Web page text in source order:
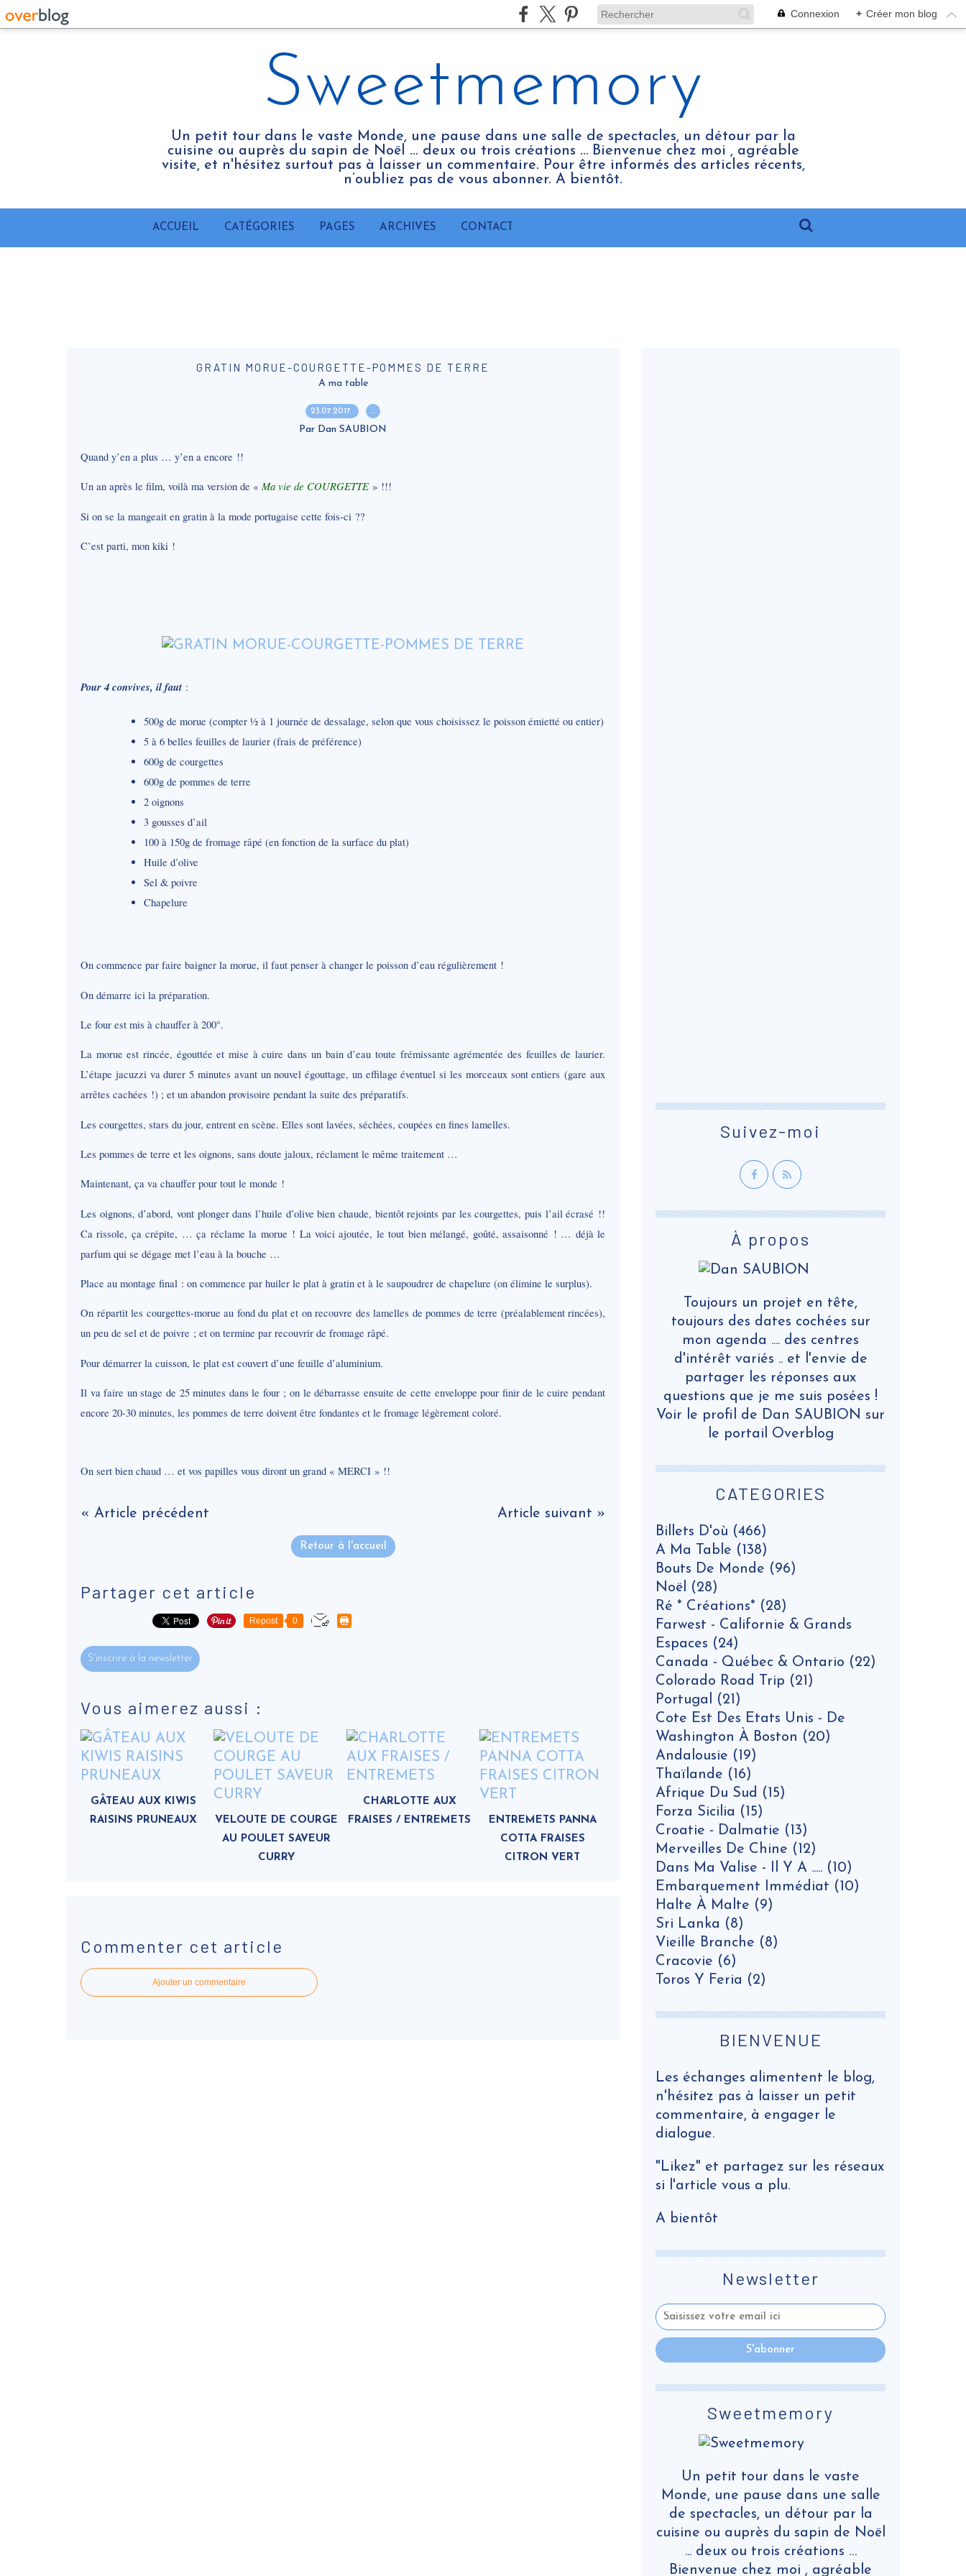
Connexion + Créer mon blog
Sweetmemory
Un petit tour dans le vaste Monde, une pause dans une salle de spectacles, un détour par la
cuisine ou auprès du sapin de Noël ... deux ou trois créations … Bienvenue chez moi , agréable
visite, et n'hésitez surtout pas à laisser un commentaire. Pour être informés des articles récents,
n’oubliez pas de vous abonner. A bientôt.
ACCUEIL CATÉGORIES PAGES ARCHIVES CONTACT
GRATIN MORUE-COURGETTE-POMMES DE TERRE
A ma table
23.07.2017 …
Par Dan SAUBION
Quand y’en a plus … y’en a encore !!
Un an après le film, voilà ma version de « Ma vie de COURGETTE » !!!
Si on se la mangeait en gratin à la mode portugaise cette fois-ci ??
C’est parti, mon kiki !
Pour 4 convives, il faut :
500g de morue (compter ½ à 1 journée de dessalage, selon que vous choisissez le poisson émietté ou entier)
5 à 6 belles feuilles de laurier (frais de préférence)
600g de courgettes
600g de pommes de terre
2 oignons
3 gousses d’ail
100 à 150g de fromage râpé (en fonction de la surface du plat)
Huile d’olive
Sel & poivre
Chapelure
On commence par faire baigner la morue, il faut penser à changer le poisson d’eau régulièrement !
On démarre ici la préparation.
Le four est mis à chauffer à 200°.
La morue est rincée, égouttée et mise à cuire dans un bain d’eau toute frémissante agrémentée des feuilles de laurier.
L’étape jacuzzi va durer 5 minutes avant un nouvel égouttage, un effilage éventuel si les morceaux sont entiers (gare aux
arrêtes cachées !) ; et un abandon provisoire pendant la suite des préparatifs.
Les courgettes, stars du jour, entrent en scène. Elles sont lavées, séchées, coupées en fines lamelles.
Les pommes de terre et les oignons, sans doute jaloux, réclament le même traitement …
Maintenant, ça va chauffer pour tout le monde !
Les oignons, d’abord, vont plonger dans l’huile d’olive bien chaude, bientôt rejoints par les courgettes, puis l’ail écrasé !!
Ca rissole, ça crépite, … ça réclame la morue ! La voici ajoutée, le tout bien mélangé, goûté, assaisonné ! … déjà le
parfum qui se dégage met l’eau à la bouche …
Place au montage final : on commence par huiler le plat à gratin et à le saupoudrer de chapelure (on élimine le surplus).
On répartit les courgettes-morue au fond du plat et on recouvre des lamelles de pommes de terre (préalablement rincées),
un peu de sel et de poivre ; et on termine par recouvrir de fromage râpé.
Pour démarrer la cuisson, le plat est couvert d’une feuille d’aluminium.
Il va faire un stage de 25 minutes dans le four ; on le débarrasse ensuite de cette enveloppe pour finir de le cuire pendant
encore 20-30 minutes, les pommes de terre doivent être fondantes et le fromage légèrement coloré.
On sert bien chaud … et vos papilles vous diront un grand « MERCI » !!
« Article précédent Article suivant »
Retour à l'accueil
Partager cet article
Repost 0
S'inscrire à la newsletter
Vous aimerez aussi :
GÂTEAU AUX KIWIS
RAISINS PRUNEAUX
VELOUTE DE COURGE
AU POULET SAVEUR
CURRY
CHARLOTTE AUX
FRAISES / ENTREMETS
ENTREMETS PANNA
COTTA FRAISES
CITRON VERT
Commenter cet article
Ajouter un commentaire
Newsletter
CATEGORIES
Billets D'où (466)
A Ma Table (138)
Bouts De Monde (96)
Noël (28)
Ré * Créations* (28)
Farwest - Californie & Grands
Espaces (24)
Canada - Québec & Ontario (22)
Colorado Road Trip (21)
Portugal (21)
Cote Est Des Etats Unis - De
Washington À Boston (20)
Andalousie (19)
Thaïlande (16)
Afrique Du Sud (15)
Forza Sicilia (15)
Croatie - Dalmatie (13)
Merveilles De Chine (12)
Dans Ma Valise - Il Y A ..... (10)
Embarquement Immédiat (10)
Halte À Malte (9)
Sri Lanka (8)
Vieille Branche (8)
Cracovie (6)
Toros Y Feria (2)
Sweetmemory
Un petit tour dans le vaste
Monde, une pause dans une salle
de spectacles, un détour par la
cuisine ou auprès du sapin de Noël
... deux ou trois créations …
Bienvenue chez moi , agréable
Suivez-moi
À propos
Toujours un projet en tête,
toujours des dates cochées sur
mon agenda .... des centres
d'intérêt variés .. et l'envie de
partager les réponses aux
questions que je me suis posées !
Voir le profil de Dan SAUBION sur
le portail Overblog
BIENVENUE
Les échanges alimentent le blog,
n'hésitez pas à laisser un petit
commentaire, à engager le
dialogue.
"Likez" et partagez sur les réseaux
si l'article vous a plu.
A bientôt